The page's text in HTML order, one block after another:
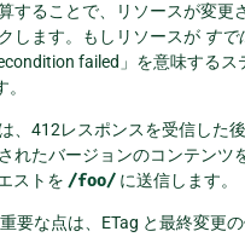
することで、リソースが変更
します。もしリソースが すで
failed」を意味するス
、412レスポンスを受信した
れたバージョンのコンテンツ
ストを /foo/ に送信します。
要な点は、ETag と最終変更